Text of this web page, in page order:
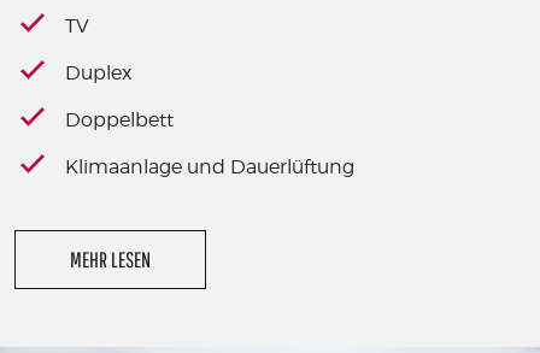
TV
Duplex
Doppelbett
Klimaanlage und Dauerlüftung
MEHR LESEN